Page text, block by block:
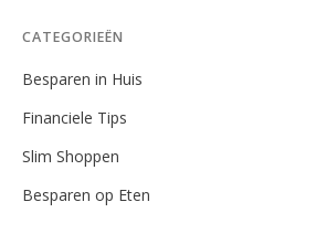
CATEGORIEËN
Besparen in Huis
Financiele Tips
Slim Shoppen
Besparen op Eten